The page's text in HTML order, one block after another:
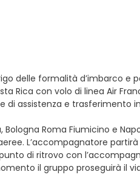
delle formalità d’imbarco e
con volo di linea Air
di assistenza e trasferimento
Bologna Roma Fiumicino e
L’accompagnatore
di ritrovo con
il gruppo proseguirà il